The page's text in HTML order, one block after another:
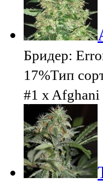
Бридер:
17%Тип
#1 x